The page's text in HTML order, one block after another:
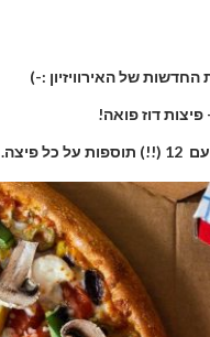
של האירוויזיון :-)
דוז פואה!
12 (!!) תוספות על כל פיצה.